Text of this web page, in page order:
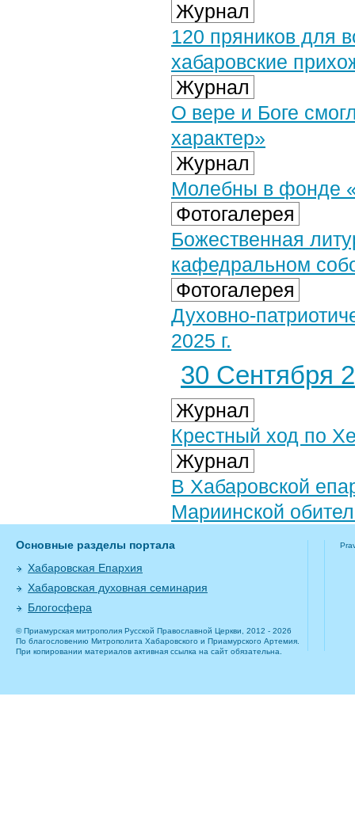
Журнал
120 пряников для
хабаровские
Журнал
О вере и Боге
характер»
Журнал
Молебны в фонде
Фотогалерея
Божественная
кафедральном
Фотогалерея
Духовно-
2025 г.
30 Сентября
Журнал
Крестный ход по
Журнал
В Хабаровской
Мариинской
Основные разделы портала
Хабаровская Епархия
Хабаровская духовная семинария
Блогосфера
© Приамурская митрополия Русской Православной Церкви, 2012 - 2026
По благословению Митрополита Хабаровского и Приамурского Артемия.
При копировании материалов активная ссылка на сайт обязательна.